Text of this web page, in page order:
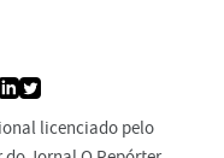
licenciado pelo